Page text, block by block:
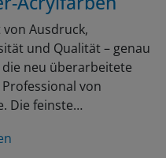
Ausdruck,
und Qualität – genau
neu überarbeitete
Professional von
Die feinste…